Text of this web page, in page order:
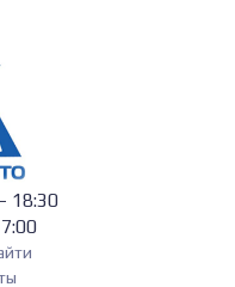
18:30